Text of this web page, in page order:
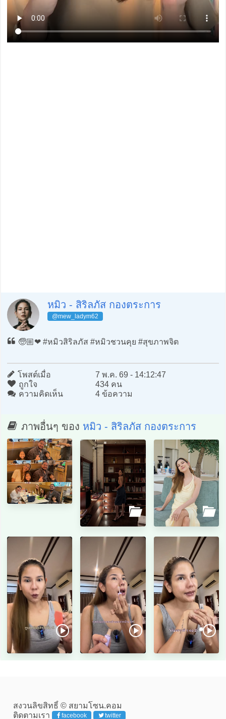
หมิว - สิริลภัส กองตระการ
@mew_ladym62
🧓🏼❤️ #หมิวสิริลภัส #หมิวชวนคุย #สุขภาพจิต
โพสต์เมื่อ
7 พ.ค. 69 - 14:12:47
ถูกใจ
434 คน
ความคิดเห็น
4 ข้อความ
ภาพอื่นๆ ของ หมิว - สิริลภัส กองตระการ
สงวนลิขสิทธิ์ © สยามโซน.คอม
ติดตามเรา
facebook twitter